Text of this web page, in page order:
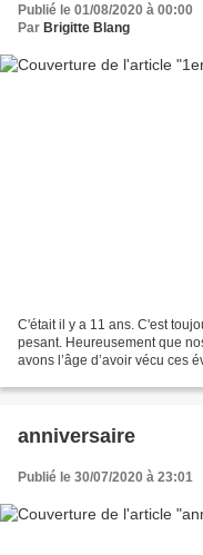
Publié le 01/08/2020 à 00:00
Par Brigitte Blang
C'était il y a 11 ans. C'est
pesant. Heureusement que
avons l’âge d’avoir vécu ces
anniversaire
Publié le 30/07/2020 à 23:01